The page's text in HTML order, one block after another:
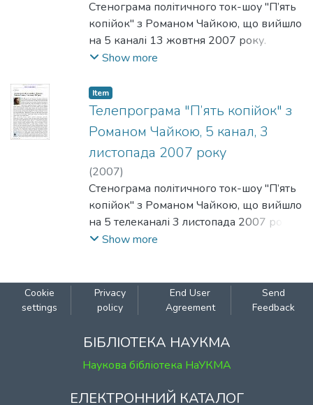
Стенограма політичного ток-шоу "П’ять
копійок" з Романом Чайкою, що вийшло
на 5 каналі 13 жовтня 2007 року.
Одним з запрошених експертів є
Національного університету "Києво-
Могилянська Академія".
Show more
Item
Телепрограма "П’ять копійок" з
Романом Чайкою, 5 канал, 3
листопада 2007 року
(2007)
Стенограма політичного ток-шоу "П’ять
копійок" з Романом Чайкою, що вийшло
на 5 телеканалі 3 листопада 2007 року.
Одним з запрошених експертів є
Могилянська Академія".
Show more
Cookie
settings
Privacy
policy
End User
Agreement
Send
Feedback
БІБЛІОТЕКА НАУКМА
Наукова бібліотека НаУКМА
ЕЛЕКТРОННИЙ КАТАЛОГ